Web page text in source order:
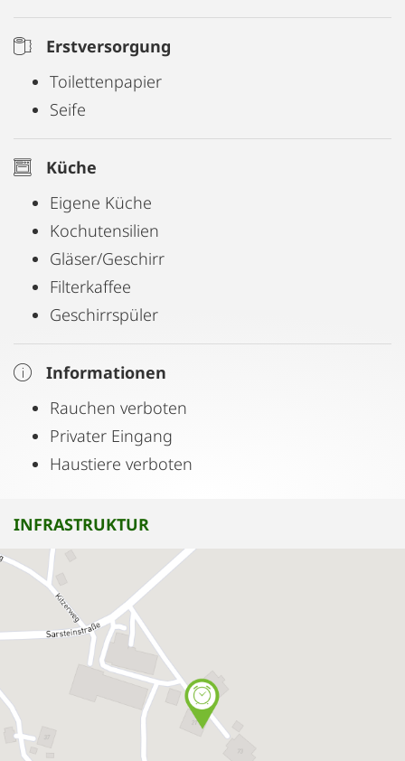
Erstversorgung
Toilettenpapier
Seife
Küche
Eigene Küche
Kochutensilien
Gläser/Geschirr
Filterkaffee
Geschirrspüler
Informationen
Rauchen verboten
Privater Eingang
Haustiere verboten
INFRASTRUKTUR